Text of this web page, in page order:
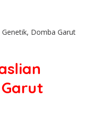
Domba Garut